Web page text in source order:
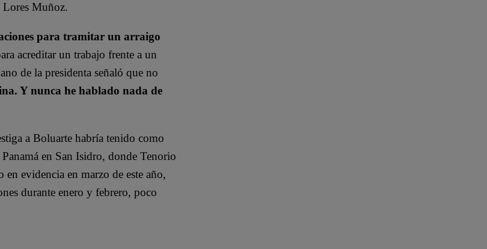
Lores Muñoz.
para tramitar un arraigo
acreditar un trabajo frente a un
de la presidenta señaló que no
Y nunca he hablado nada de
a Boluarte habría tenido como
en San Isidro, donde Tenorio
en evidencia en marzo de este año,
durante enero y febrero, poco